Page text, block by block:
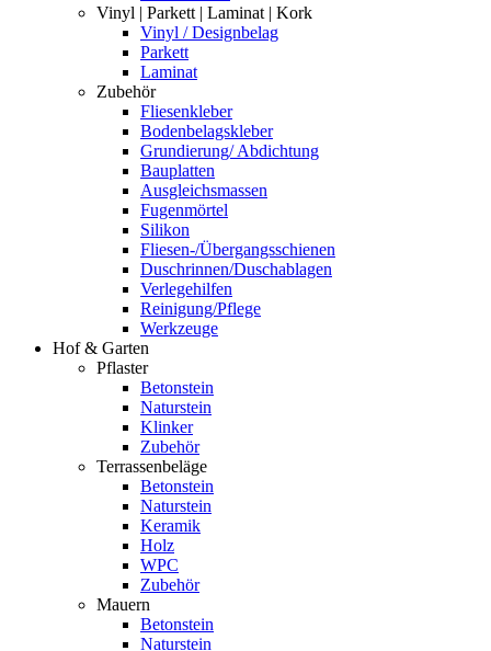
Vinyl | Parkett | Laminat | Kork
Vinyl / Designbelag
Parkett
Laminat
Zubehör
Fliesenkleber
Bodenbelagskleber
Grundierung/ Abdichtung
Bauplatten
Ausgleichsmassen
Fugenmörtel
Silikon
Fliesen-/Übergangsschienen
Duschrinnen/Duschablagen
Verlegehilfen
Reinigung/Pflege
Werkzeuge
Hof & Garten
Pflaster
Betonstein
Naturstein
Klinker
Zubehör
Terrassenbeläge
Betonstein
Naturstein
Keramik
Holz
WPC
Zubehör
Mauern
Betonstein
Naturstein